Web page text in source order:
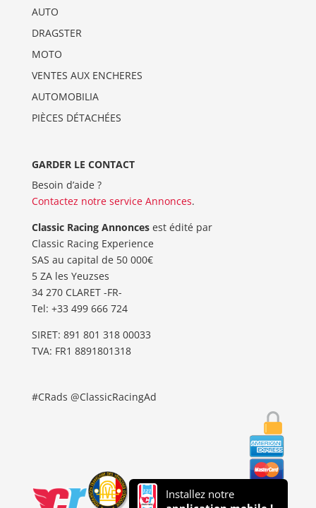
AUTO
DRAGSTER
MOTO
VENTES AUX ENCHERES
AUTOMOBILIA
PIÈCES DÉTACHÉES
GARDER LE CONTACT
Besoin d’aide ?
Contactez notre service Annonces.
Classic Racing Annoncesest édité par
Classic Racing Experience
SAS au capital de 50 000€
5 ZA les Yeuzses
34 270 CLARET -FR-
Tel: ‭+33 499 666 724‬
SIRET: 891 801 318 00033
TVA: FR1 8891801318
#CRads @ClassicRacingAd
Installez notre